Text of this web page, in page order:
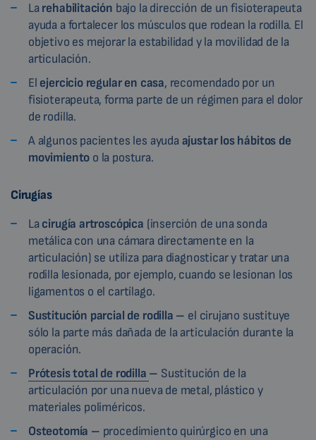
Larehabilitación bajo la dirección de un fisioterapeuta
ayuda a fortalecer los músculos que rodean la rodilla. El
objetivo es mejorar la estabilidad y la movilidad de la
articulación.
El ejercicio regular en casa, recomendado por un
fisioterapeuta, forma parte de un régimen para el dolor
de rodilla.
A algunos pacientes les ayudaajustar los hábitos de
movimiento o la postura.
Cirugías
Lacirugía artroscópica (inserción de una sonda
metálica con una cámara directamente en la
articulación) se utiliza para diagnosticar y tratar una
rodilla lesionada, por ejemplo, cuando se lesionan los
ligamentos o el cartílago.
Sustitución parcial de rodilla – el cirujano sustituye
sólo la parte más dañada de la articulación durante la
operación.
Prótesis total de rodilla – Sustitución de la
articulación por una nueva de metal, plástico y
materiales poliméricos.
Osteotomía – procedimiento quirúrgico en una